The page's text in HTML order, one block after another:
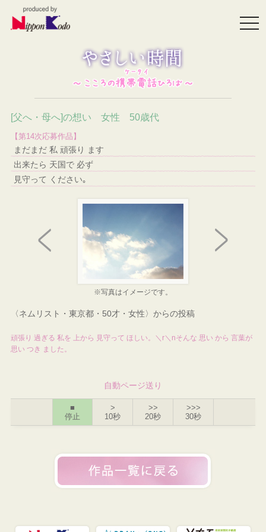
[父へ・母へ]の想い 女性 50歳代
【第14次応募作品】
まだまだ 私 頑張り ます
出来たら 天国で 必ず
見守って ください｡
※写真はイメージです。
〈ネムリスト・東京都・50才・女性〉からの投稿
頑張り 過ぎる 私を 上から 見守って ほしい。＼r＼nそんな 思い から 言葉が
思い つき ました。
自動ページ送り
■
停止
>
10秒
>>
20秒
>>>
30秒